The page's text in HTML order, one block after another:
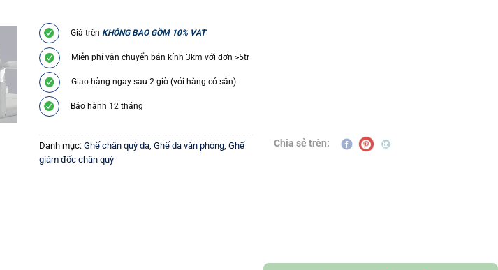
Giá trên KHÔNG BAO GỒM 10% VAT
Miễn phí vận chuyển bán kính 3km với đơn >5tr
Giao hàng ngay sau 2 giờ (với hàng có sẵn)
Bảo hành 12 tháng
Danh mục: Ghế chân quỳ da Ghế da văn phòng Ghế
giám đốc chân quỳ
Chia sẻ trên: